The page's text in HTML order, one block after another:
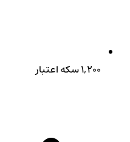
۱,۲۰۰ سکه اعتبار